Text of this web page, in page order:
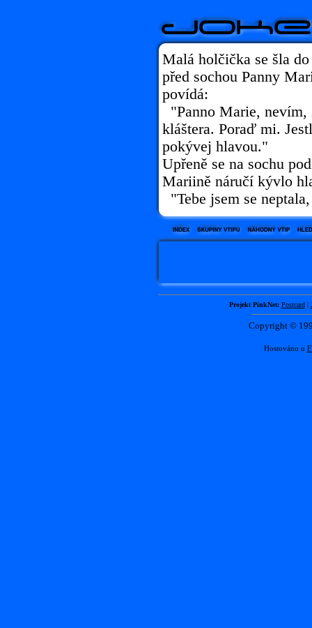
Malá holčička se šla
před sochou Panny
povídá:
"Panno Marie, nevím,
kláštera. Poraď mi.
pokývej hlavou."
Upřeně se na sochu
Mariině náručí kývlo
"Tebe jsem se
Projekt PinkNet: Postcard|
Copyright ©
Hostováno u